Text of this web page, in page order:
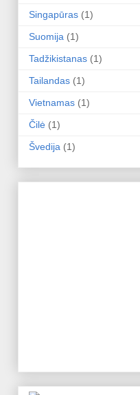
Singapūras (1)
Suomija (1)
Tadžikistanas (1)
Tailandas (1)
Vietnamas (1)
Čilė (1)
Švedija (1)